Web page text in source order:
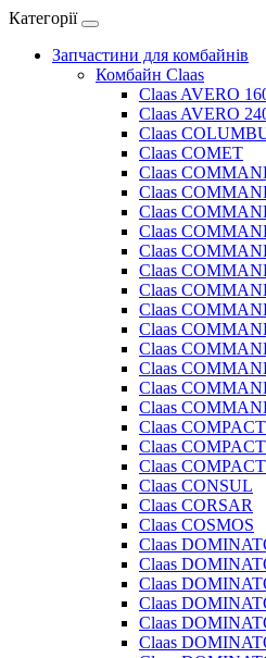
Категорії
Запчастини для комбайнів
Комбайн Claas
Claas AVERO
Claas AVERO
Claas
Claas COMET
Claas
Claas
Claas
Claas
Claas
Claas
Claas
Claas
Claas
Claas
Claas
Claas
Claas
Claas
Claas
Claas
Claas CONSUL
Claas CORSAR
Claas COSMOS
Claas
Claas
Claas
Claas
Claas
Claas